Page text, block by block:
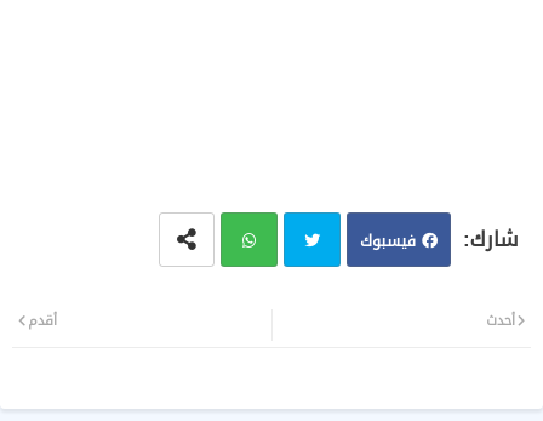
فيسبوك
ب
أحدث أقدم